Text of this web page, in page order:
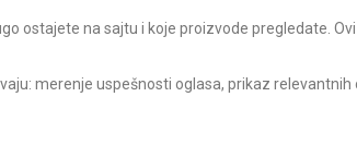
ostajete na sajtu i koje proizvode pregledate.
merenje uspešnosti oglasa, prikaz